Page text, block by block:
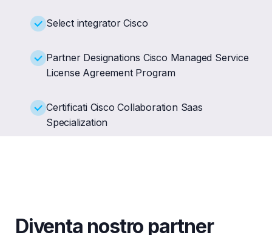
Select integrator Cisco
Partner Designations Cisco Managed Service
License Agreement Program
Certificati Cisco Collaboration Saas
Specialization
Diventa nostro partner